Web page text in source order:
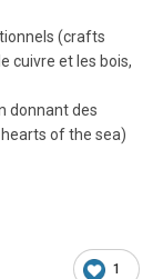
(crafts
cuivre et les bois,
donnant des
of the sea)
1